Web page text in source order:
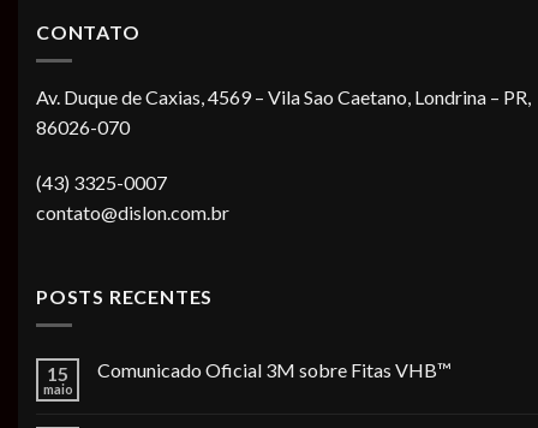
CONTATO
Av. Duque de Caxias, 4569 – Vila Sao Caetano, Londrina – PR,
86026-070
(43) 3325-0007
contato@dislon.com.br
POSTS RECENTES
15
maio
Comunicado Oficial 3M sobre Fitas VHB™